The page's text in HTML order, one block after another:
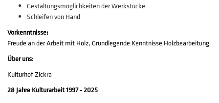
Gestaltungsmöglichkeiten der Werkstücke
Schleifen von Hand
Vorkenntnisse:
Freude an der Arbeit mit Holz, Grundlegende Kenntnisse Holzbearbeitung
Über uns:
Kulturhof Zickra
28 Jahre Kulturarbeit 1997 - 2025